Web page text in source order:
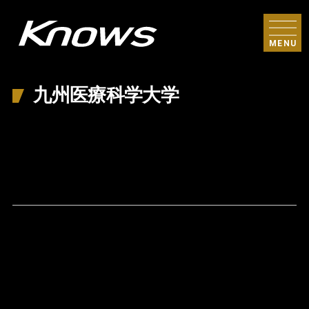
MENU
九州医療科学大学